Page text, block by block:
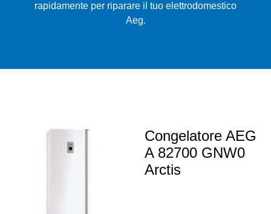
rapidamente per riparare il tuo elettrodomestico
Aeg.
Congelatore AEG
A 82700 GNW0
Arctis